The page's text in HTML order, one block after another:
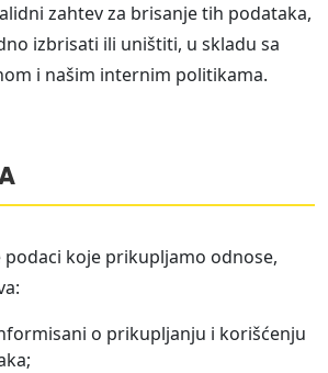
zahtev za brisanje tih podataka,
izbrisati ili uništiti, u skladu sa
i našim internim politikama.
podaci koje prikupljamo odnose,
o prikupljanju i korišćenju